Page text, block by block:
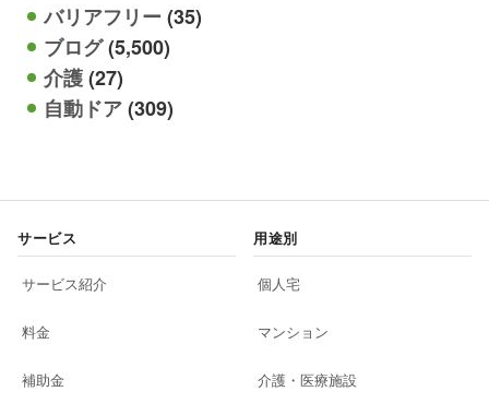
バリアフリー(35)
ブログ(5,500)
介護(27)
自動ドア(309)
サービス
サービス紹介
料金
補助金
用途別
個人宅
マンション
介護・医療施設